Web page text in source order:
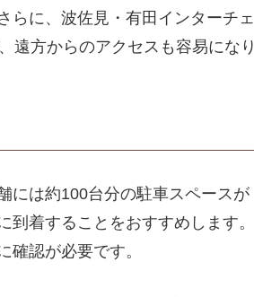
らに、波佐見・有田インターチェ
遠方からのアクセスも容易になり
には約100台分の駐車スペースが
着することをおすすめします。
確認が必要です。